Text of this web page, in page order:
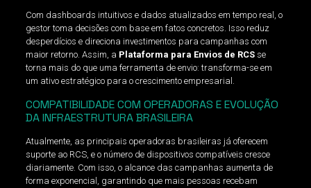
Com dashboards intuitivos e dados atualizados em tempo real, o
gestor toma decisões com base em fatos concretos. Isso reduz
desperdícios e direciona investimentos para campanhas com
maior retorno. Assim, a Plataforma para Envios de RCSse
torna mais do que uma ferramenta de envio: transforma-se em
um ativo estratégico para o crescimento empresarial.
COMPATIBILIDADE COM OPERADORAS E EVOLUÇÃO
DA INFRAESTRUTURA BRASILEIRA
Atualmente, as principais operadoras brasileiras já oferecem
suporte ao RCS, e o número de dispositivos compatíveis cresce
diariamente. Com isso, o alcance das campanhas aumenta de
forma exponencial, garantindo que mais pessoas recebam